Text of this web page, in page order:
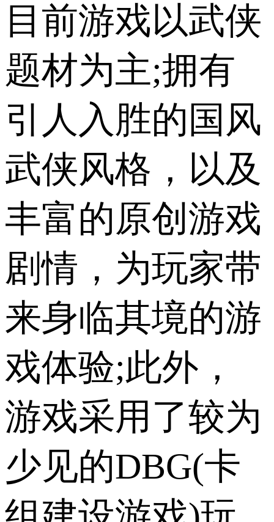
目前游戏以武侠
题材为主;拥有
引人入胜的国风
武侠风格，以及
丰富的原创游戏
剧情，为玩家带
来身临其境的游
戏体验;此外，
游戏采用了较为
少见的DBG(卡